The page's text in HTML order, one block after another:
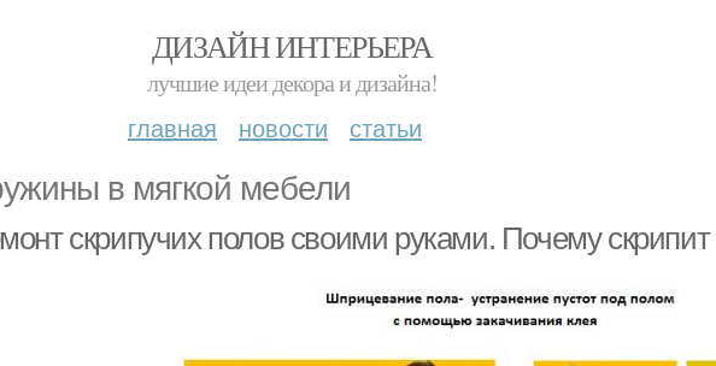
ДИЗАЙН ИНТЕРЬЕРА
лучшие идеи декора и дизайна!
главная новости статьи
в мягкой мебели
скрипучих полов своими руками. Почему